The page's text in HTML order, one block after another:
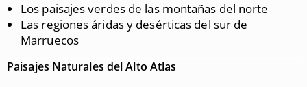
Los paisajes verdes de las montañas del norte
Las regiones áridas y desérticas del sur de
Marruecos
Paisajes Naturales del Alto Atlas